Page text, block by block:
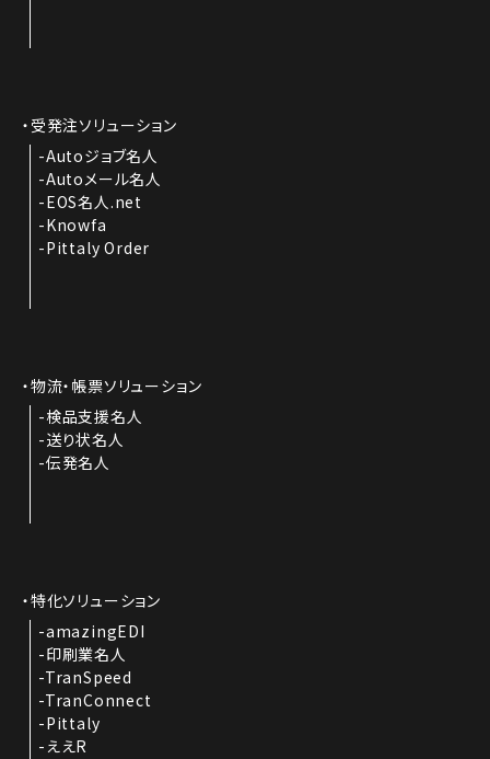
受発注ソリューション
Autoジョブ名人
Autoメール名人
EOS名人.net
Knowfa
Pittaly Order
物流・帳票ソリューション
検品支援名人
送り状名人
伝発名人
特化ソリューション
amazingEDI
印刷業名人
TranSpeed
TranConnect
Pittaly
ええR